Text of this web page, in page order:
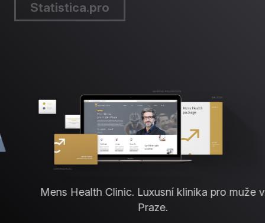
Statistica.pro
Mens Health Clinic. Luxusní klinika pro muže v
Praze.